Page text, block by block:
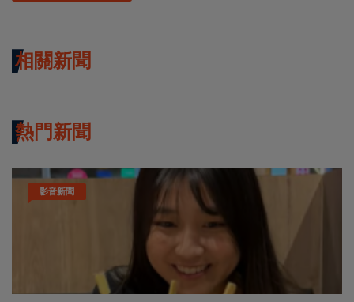
相關新聞
熱門新聞
影音新聞